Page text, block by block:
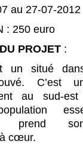
au 27-07-2012
: 250 euro
PROJET :
un situé
C’est
au sud-
prend
cœur.